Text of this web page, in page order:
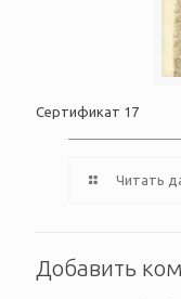
Сертификат 17
Читать
Добавить